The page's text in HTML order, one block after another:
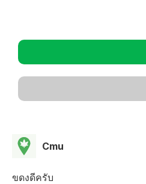
Cmu
ขดงดีครับ